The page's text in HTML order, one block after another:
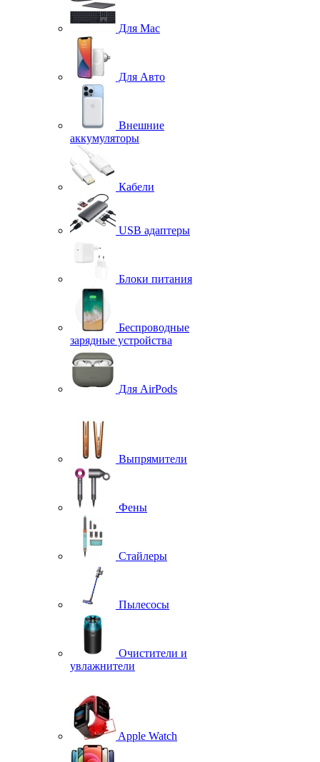
Для Mac
Для Авто
Внешние
аккумуляторы
Кабели
USB адаптеры
Блоки питания
Беспроводные
зарядные устройства
Для AirPods
Выпрямители
Фены
Стайлеры
Пылесосы
Очистители и
увлажнители
Apple Watch